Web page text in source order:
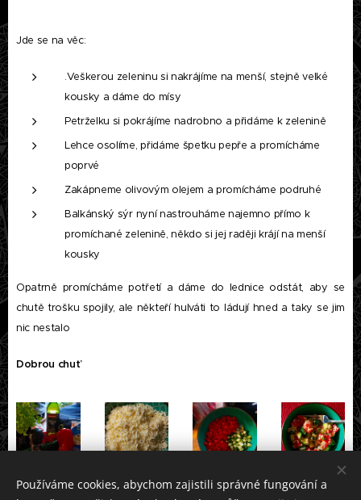
Jde se na věc:
.Veškerou zeleninu si nakrájíme na menší, stejně velké
kousky a dáme do mísy
Petrželku si pokrájíme nadrobno a přidáme k zelenině
Lehce osolíme, přidáme špetku pepře a promícháme
poprvé
Zakápneme olivovým olejem a promícháme podruhé
Balkánský sýr nyní nastrouháme najemno přímo k
promíchané zelenině, někdo si jej raději krájí na menší
kousky
Opatrně promícháme potřetí a dáme do lednice odstát, aby se
chutě trošku spojily, ale někteří hulváti to ládují hned a taky se jim
nic nestalo
Dobrou chuť
Používáme cookies, abychom zajistili správné fungování a